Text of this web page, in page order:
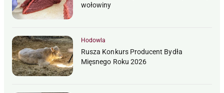
wołowiny
Hodowla
Rusza Konkurs Producent Bydła
Mięsnego Roku 2026